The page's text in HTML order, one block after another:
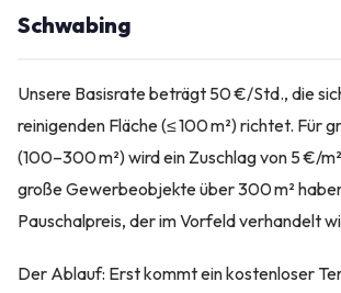
Schwabing
Unsere Basisrate beträgt 50 €/Std., die
reinigenden Fläche (≤ 100 m²) richtet. Für
(100–300 m²) wird ein Zuschlag von 5 €/
große Gewerbeobjekte über 300 m²
Pauschalpreis, der im Vorfeld verhandelt
Der Ablauf: Erst kommt ein kostenloser